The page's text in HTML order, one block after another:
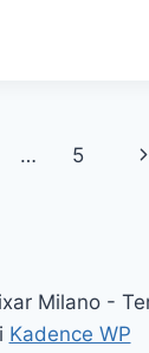
… 5
Milano -
Kadence WP